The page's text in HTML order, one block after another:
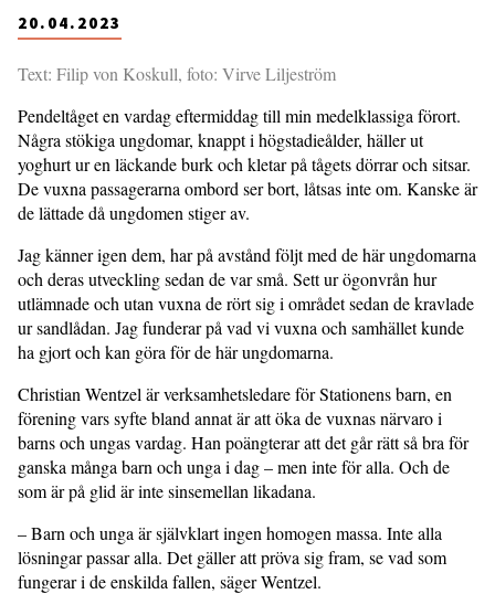
20.04.2023
Text: Filip von Koskull, foto: Virve Liljeström
Pendeltåget en vardag eftermiddag till min medelklassiga förort.
Några stökiga ungdomar, knappt i högstadieålder, häller ut
yoghurt ur en läckande burk och kletar på tågets dörrar och sitsar.
De vuxna passagerarna ombord ser bort, låtsas inte om. Kanske är
de lättade då ungdomen stiger av.
Jag känner igen dem, har på avstånd följt med de här ungdomarna
och deras utveckling sedan de var små. Sett ur ögonvrån hur
utlämnade och utan vuxna de rört sig i området sedan de kravlade
ur sandlådan. Jag funderar på vad vi vuxna och samhället kunde
ha gjort och kan göra för de här ungdomarna.
Christian Wentzel är verksamhetsledare för Stationens barn, en
förening vars syfte bland annat är att öka de vuxnas närvaro i
barns och ungas vardag. Han poängterar att det går rätt så bra för
ganska många barn och unga i dag – men inte för alla. Och de
som är på glid är inte sinsemellan likadana.
­– Barn och unga är självklart ingen homogen massa. Inte alla
lösningar passar alla. Det gäller att pröva sig fram, se vad som
fungerar i de enskilda fallen, säger Wentzel.